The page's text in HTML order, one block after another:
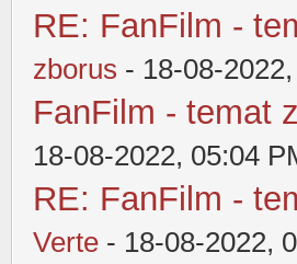
RE: FanFilm -
zborus - 18-08-
FanFilm - temat
18-08-2022, 05:04
RE: FanFilm -
Verte - 18-08-2022,